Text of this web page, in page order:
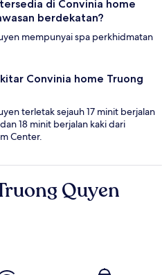
di Convinia home
berdekatan?
mempunyai spa perkhidmatan
Convinia home Truong
terletak sejauh 17 minit berjalan
18 minit berjalan kaki dari
Center.
Quyen